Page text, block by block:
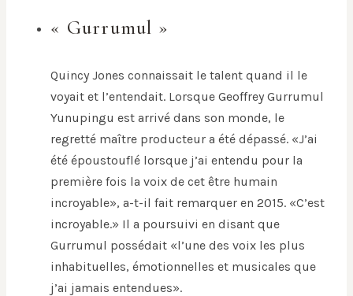
« Gurrumul »
Quincy Jones connaissait le talent quand il le
voyait et l’entendait. Lorsque Geoffrey Gurrumul
Yunupingu est arrivé dans son monde, le
regretté maître producteur a été dépassé. «J’ai
été époustouflé lorsque j’ai entendu pour la
première fois la voix de cet être humain
incroyable», a-t-il fait remarquer en 2015. «C’est
incroyable.» Il a poursuivi en disant que
Gurrumul possédait «l’une des voix les plus
inhabituelles, émotionnelles et musicales que
j’ai jamais entendues».